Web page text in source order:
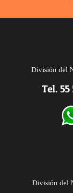
División del
Tel. 55
División del